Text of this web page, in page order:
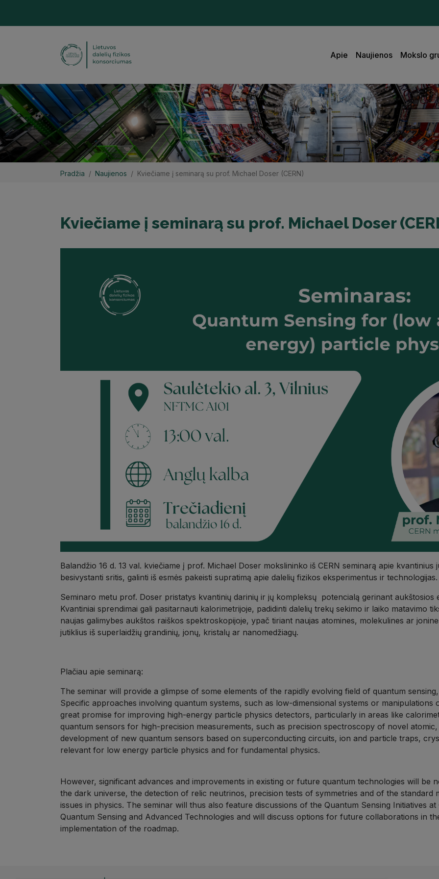
Apie Naujienos Mokslo
Pradžia Naujienos Kviečiame į seminarą su prof. Michael Doser (CERN)
Kviečiame į seminarą su prof. Michael Doser
Balandžio 16 d. 13 val. kviečiame į prof. Michael Doser mokslininko iš CERN seminarą apie kvantinius
besivystanti sritis, galinti iš esmės pakeisti supratimą apie dalelių fizikos eksperimentus ir technologijas.
Seminaro metu prof. Doser pristatys kvantinių darinių ir jų kompleksų potencialą gerinant aukštosios
Kvantiniai sprendimai gali pasitarnauti kalorimetrijoje, padidinti dalelių trekų sekimo ir laiko matavimo
naujas galimybes aukštos raiškos spektroskopijoje, ypač tiriant naujas atomines, molekulines ar
jutiklius iš superlaidžių grandinių, jonų, kristalų ar nanomedžiagų.
Plačiau apie seminarą:
The seminar will provide a glimpse of some elements of the rapidly evolving field of quantum
Specific approaches involving quantum systems, such as low-dimensional systems or manipulations
great promise for improving high-energy particle physics detectors, particularly in areas like
quantum sensors for high-precision measurements, such as precision spectroscopy of novel
development of new quantum sensors based on superconducting circuits, ion and particle traps,
relevant for low energy particle physics and for fundamental physics.
However, significant advances and improvements in existing or future quantum technologies will be
the dark universe, the detection of relic neutrinos, precision tests of symmetries and of the standard
issues in physics. The seminar will thus also feature discussions of the Quantum Sensing Initiatives at
Quantum Sensing and Advanced Technologies and will discuss options for future collaborations in
implementation of the roadmap.